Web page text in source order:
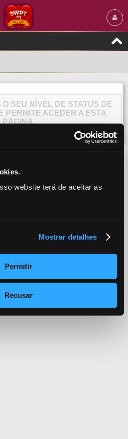
website terá de aceitar as
Mostrar detalhes
Permitir
Recusar
O SEU NÍVEL DE STATUS DE
PERMITE ACEDER A ESTA
PÁGINA.